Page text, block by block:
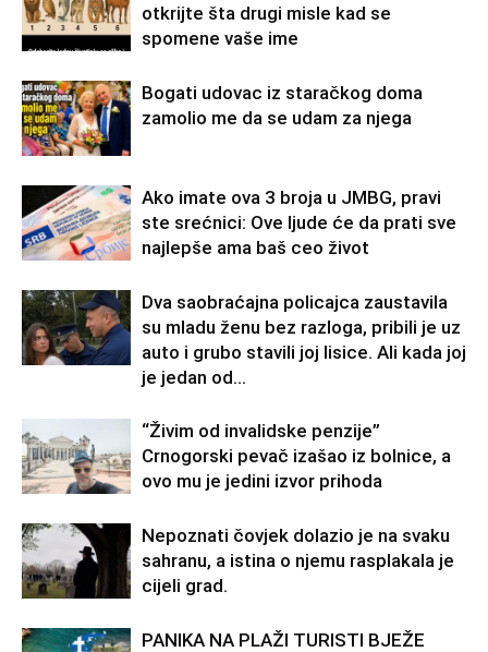
otkrijte šta drugi misle kad se
spomene vaše ime
Bogati udovac iz staračkog doma
zamolio me da se udam za njega
Ako imate ova 3 broja u JMBG, pravi
ste srećnici: Ove ljude će da prati sve
najlepše ama baš ceo život
Dva saobraćajna policajca zaustavila
su mladu ženu bez razloga, pribili je uz
auto i grubo stavili joj lisice. Ali kada joj
je jedan od...
“Živim od invalidske penzije”
Crnogorski pevač izašao iz bolnice, a
ovo mu je jedini izvor prihoda
Nepoznati čovjek dolazio je na svaku
sahranu, a istina o njemu rasplakala je
cijeli grad.
PANIKA NA PLAŽI TURISTI BJEŽE